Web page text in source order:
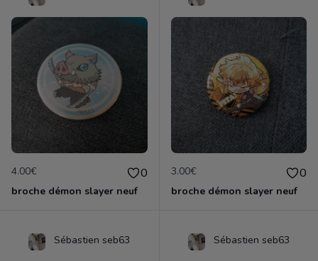
4.00€ 0
broche démon slayer neuf
3.00€ 0
broche démon slayer neuf
Sébastien seb63 Sébastien seb63